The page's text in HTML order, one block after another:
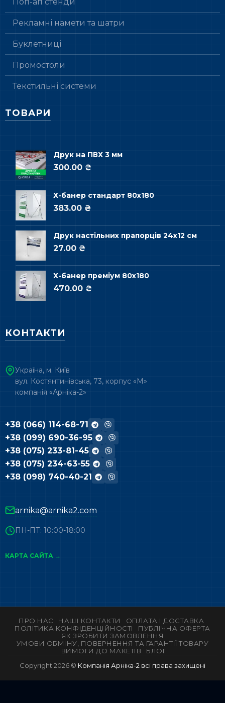
Рекламні намети та шатри
Буклетниці
Промостоли
Текстильні системи
ТОВАРИ
Друк на ПВХ 3 мм
300.00 ₴
Х-банер стандарт 80х180
383.00 ₴
Друк настільних прапорців 24х12 см
27.00 ₴
Х-банер преміум 80х180
470.00 ₴
КОНТАКТИ
Україна, м. Київ
вул. Костянтинівська, 73, корпус «М»
компанія «Арніка-2»
+38 (066) 114-68-71
+38 (099) 690-36-95
+38 (075) 233-81-45
+38 (075) 234-63-55
+38 (098) 740-40-21
arnika@arnika2.com
ПН-ПТ: 10:00-18:00
КАРТА САЙТА →
ПРО НАС НАШІ КОНТАКТИ
ОПЛАТА І ДОСТАВКА
ПОЛІТИКА КОНФІДЕНЦІЙНОСТІ
ПУБЛІЧНА ОФЕРТА
ЯК ЗРОБИТИ ЗАМОВЛЕННЯ
УМОВИ ОБМІНУ, ПОВЕРНЕННЯ ТА ГАРАНТІЇ ТОВАРУ
ВИМОГИ ДО МАКЕТІВ
БЛОГ
Copyright 2026 © Компанія Арніка-2 всі права захищені